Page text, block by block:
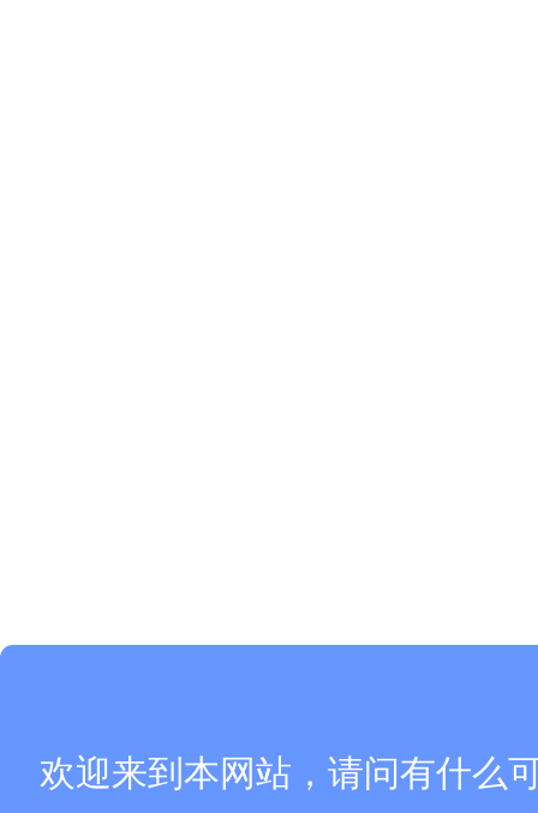
欢迎来到本网站，请问有什么